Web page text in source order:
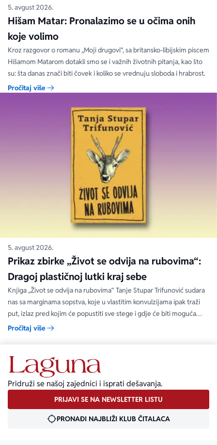
5. avgust 2026.
Hišam Matar: Pronalazimo se u očima onih
koje volimo
Kroz razgovor o romanu „Moji drugovi“, sa britansko-libijskim piscem
Hišamom Matarom dotakli smo se i važnih životnih pitanja, kao što
su: šta danas znači biti čovek i koliko se vrednuju sloboda i hrabrost.
Pročitaj više
5. avgust 2026.
Prikaz zbirke „Život se odvija na rubovima“:
Dragoj plastičnoj lutki kraj sebe
Knjiga „Život se odvija na rubovima“ Tanje Stupar Trifunović sudara
nas sa marginama sopstva, koje u vlastitim konvulzijama ipak traži
put, izlaz pred kojim će popustiti sve stege i gdje će biti moguća
sloboda.
Pročitaj više
Pridruži se našoj zajednici i isprati dešavanja.
PRIJAVI SE NA NEWSLETTER LISTU
PRONAĐI NAJBLIŽI KLUB ČITALACA